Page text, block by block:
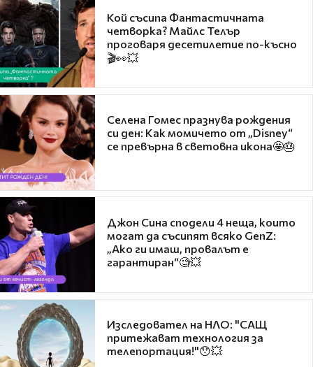
Кой съсипа Фантастичната
четворка? Майлс Телър
проговаря десетилетие по-късно
🎬👀💥
Селена Гомес празнува рождения
си ден: Как момичето от „Disney“
се превърна в световна икона🤩🎂
Джон Сина сподели 4 неща, които
могат да съсипят всяко GenZ:
„Ако ги имаш, провалът е
гарантиран“🧐💥
Изследовател на НЛО: "САЩ
притежават технология за
телепортация!"😯💥